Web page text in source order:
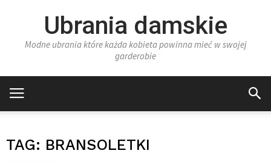
Ubrania damskie
Modne ubrania które każda kobieta powinna mieć w swojej
garderobie
TAG: BRANSOLETKI